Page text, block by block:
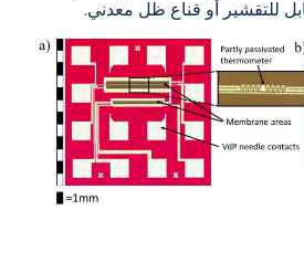
للتقشير أو قناع ظل معدني.